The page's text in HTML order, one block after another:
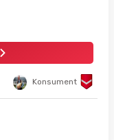
Konsument